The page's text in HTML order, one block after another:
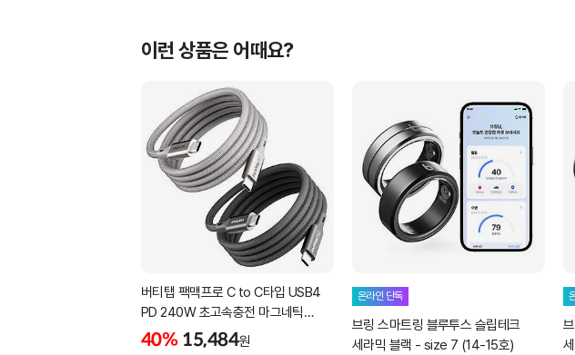
이런 상품은 어때요?
버티탭 팩맥프로 C to C타입 USB4
PD 240W 초고속충전 마그네틱
케이블 1m
40% 15,484원
온라인 단독
브링 스마트링 블루투스 슬립테크
세라믹 블랙 - size 7 (14-15호)